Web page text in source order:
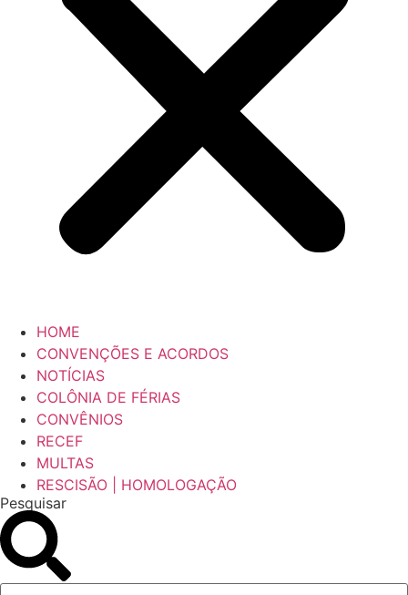
HOME
CONVENÇÕES E ACORDOS
NOTÍCIAS
COLÔNIA DE FÉRIAS
CONVÊNIOS
RECEF
MULTAS
RESCISÃO | HOMOLOGAÇÃO
Pesquisar